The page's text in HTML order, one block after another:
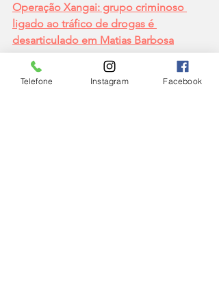
Operação Xangai: grupo criminoso
ligado ao tráfico de drogas é
desarticulado em Matias Barbosa
CIDADE
Telefone Instagram Facebook